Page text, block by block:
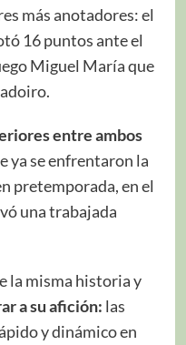
más anotadores: el
16 puntos ante el
Miguel María que
entre ambos
ya se enfrentaron la
pretemporada, en el
una trabajada
la misma historia y
a su afición: las
y dinámico en